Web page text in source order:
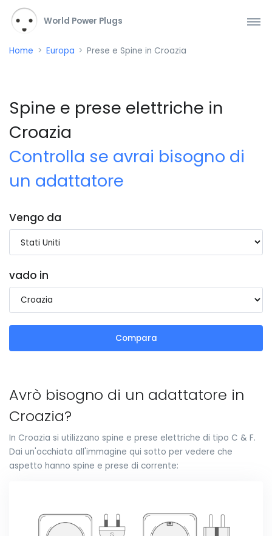
World Power Plugs
Home Europa Prese e Spine in Croazia
Spine e prese elettriche in
Croazia
Controlla se avrai bisogno di
un adattatore
Vengo da
vado in
Compara
Avrò bisogno di un adattatore in
Croazia?
In Croazia si utilizzano spine e prese elettriche di tipo C & F.
Dai un'occhiata all'immagine qui sotto per vedere che
aspetto hanno spine e prese di corrente: